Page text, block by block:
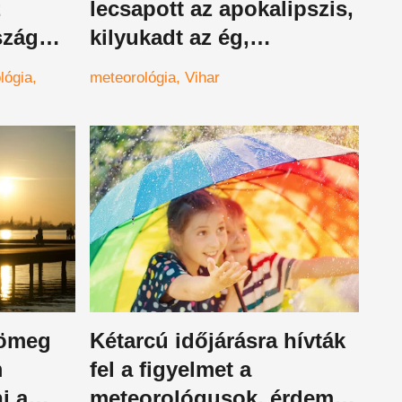
lecsapott az apokalipszis,
kilyukadt az ég,
sokkolódtak az emberek
meteorológia Vihar
Kétarcú időjárásra hívták
fel a figyelmet a